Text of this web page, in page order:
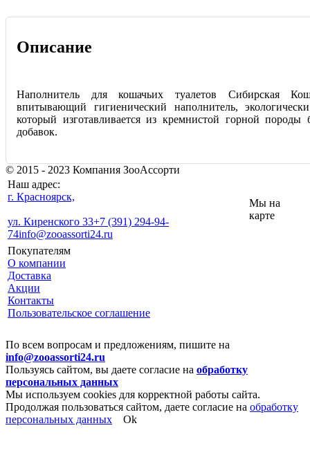
Описание
Наполнитель для кошачьих туалетов Сибирская
впитывающий гигиенический наполнитель,
который изготавливается из кремнистой горной породы
добавок.
© 2015 - 2023 Компания ЗооАссорти
Наш адрес:
г. Красноярск,
ул. Киренского 33+7 (391) 294-94-
74info@zooassorti24.ru
Мы на
карте
Покупателям
О компании
Доставка
Акции
Контакты
Пользовательское соглашение
По всем вопросам и предложениям, пишите на
info@zooassorti24.ru
Пользуясь сайтом, вы даете согласие на обработку
персональных данных
Мы используем cookies для корректной работы сайта.
Продолжая пользоваться сайтом, даете согласие на обработку
персональных данных
Ok